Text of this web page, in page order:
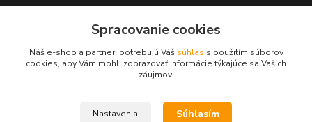
+421 908 775 701
info@kantorstav.sk
Spracovanie cookies
Náš e-shop a partneri potrebujú Váš súhlas s použitím súborov
cookies, aby Vám mohli zobrazovať informácie týkajúce sa Vašich
záujmov.
Nastavenia Súhlasím